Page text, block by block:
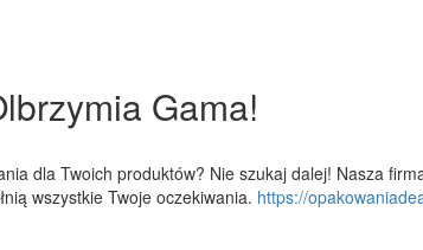
Gama!
dla Twoich produktów? Nie szukaj dalej! Nasza
wszystkie Twoje oczekiwania. https://